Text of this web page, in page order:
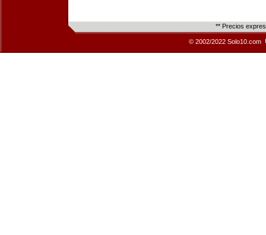
** Precios
© 2002/2022 Solo10.com